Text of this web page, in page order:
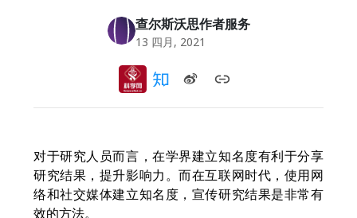
查尔斯沃思作者服务
13 四月, 2021
对于研究人员而言，在学界建立知名度有利于分享
研究结果，提升影响力。而在互联网时代，使用网
络和社交媒体建立知名度，宣传研究结果是非常有
效的方法。